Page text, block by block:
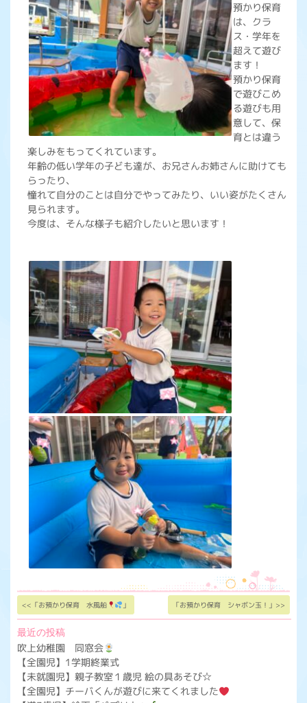
預かり保育
は、クラ
ス・学年を
超えて遊び
ます！
預かり保育
で遊びこめ
る遊びも用
意して、保
育とは違う
楽しみをもってくれています。
年齢の低い学年の子ども達が、お兄さんお姉さんに助けても
らったり、
憧れて自分のことは自分でやってみたり、いい姿がたくさん
見られます。
今度は、そんな様子も紹介したいと思います！
<<「お預かり保育 水風船 」 「お預かり保育 シャボン玉！」>>
最近の投稿
吹上幼稚園 同窓会
【全園児】1学期終業式
【未就園児】親子教室１歳児 絵の具あそび☆
【全園児】チーバくんが遊びに来てくれました